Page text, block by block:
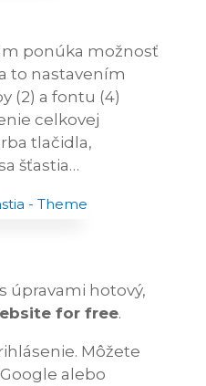
ponúka možnosť
to nastavením
(2) a fontu (4)
celkovej
tlačidla,
šťastia…
úpravami hotový,
for free.
Môžete
alebo